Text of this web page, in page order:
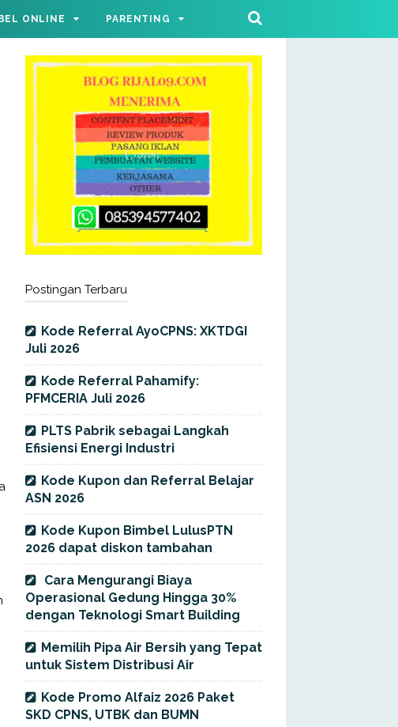
ONLINE PARENTING
Postingan Terbaru
Kode Referral AyoCPNS: XKTDGI
Juli 2026
Kode Referral Pahamify:
PFMCERIA Juli 2026
PLTS Pabrik sebagai Langkah
Efisiensi Energi Industri
Kode Kupon dan Referral Belajar
ASN 2026
Kode Kupon Bimbel LulusPTN
2026 dapat diskon tambahan
Cara Mengurangi Biaya
Operasional Gedung Hingga 30%
dengan Teknologi Smart Building
Memilih Pipa Air Bersih yang Tepat
untuk Sistem Distribusi Air
Kode Promo Alfaiz 2026 Paket
SKD CPNS, UTBK dan BUMN